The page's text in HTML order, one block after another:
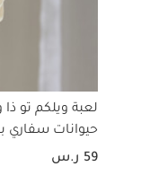
لعبة ويلكم تو
حيوانات سفاري
59 ر.س